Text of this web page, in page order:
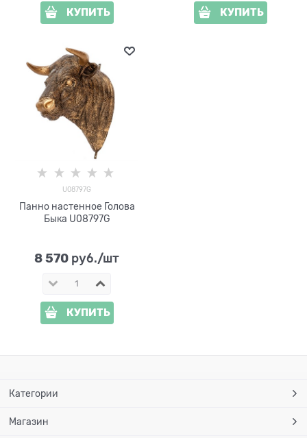
КУПИТЬ КУПИТЬ
U08797G
Панно настенное Голова
Быка U08797G
8 570 руб./шт
КУПИТЬ
Категории
Магазин